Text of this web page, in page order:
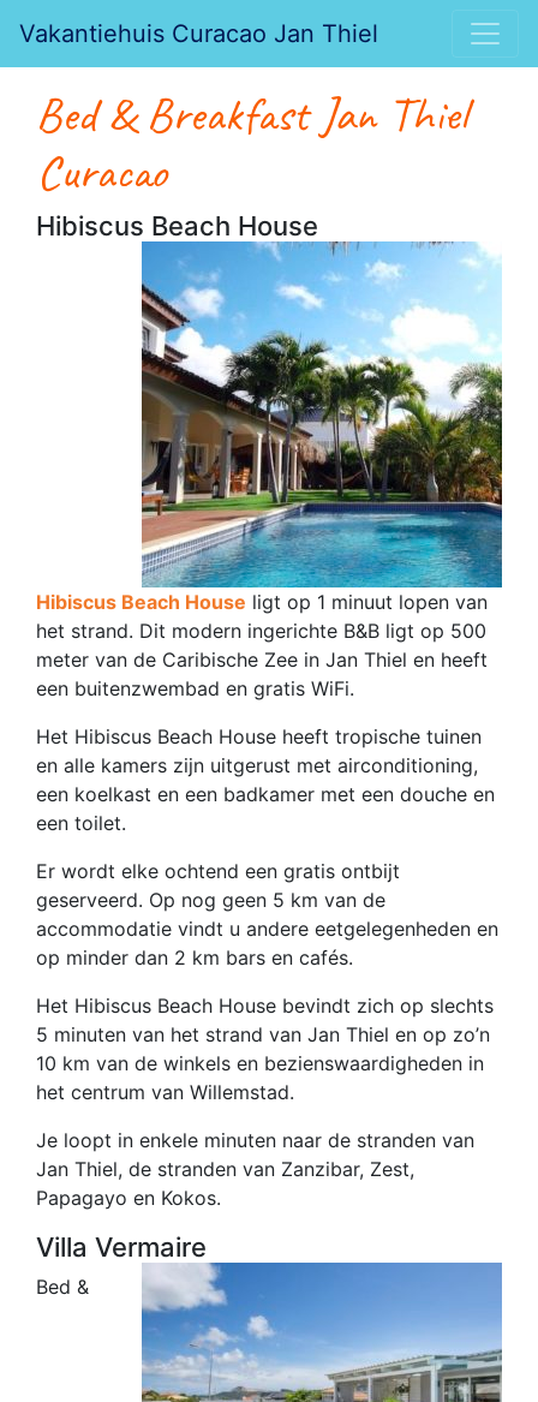
Vakantiehuis Curacao Jan Thiel
Bed & Breakfast Jan Thiel
Curacao
Hibiscus Beach House
Hibiscus Beach House ligt op 1 minuut lopen van
het strand. Dit modern ingerichte B&B ligt op 500
meter van de Caribische Zee in Jan Thiel en heeft
een buitenzwembad en gratis WiFi.
Het Hibiscus Beach House heeft tropische tuinen
en alle kamers zijn uitgerust met airconditioning,
een koelkast en een badkamer met een douche en
een toilet.
Er wordt elke ochtend een gratis ontbijt
geserveerd. Op nog geen 5 km van de
accommodatie vindt u andere eetgelegenheden en
op minder dan 2 km bars en cafés.
Het Hibiscus Beach House bevindt zich op slechts
5 minuten van het strand van Jan Thiel en op zo’n
10 km van de winkels en bezienswaardigheden in
het centrum van Willemstad.
Je loopt in enkele minuten naar de stranden van
Jan Thiel, de stranden van Zanzibar, Zest,
Papagayo en Kokos.
Villa Vermaire
Bed &